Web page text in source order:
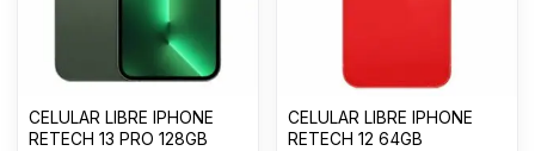
CELULAR LIBRE IPHONE
RETECH 13 PRO 128GB
CELULAR LIBRE IPHONE
RETECH 12 64GB